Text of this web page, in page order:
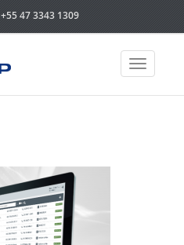
+55 47 3343 1309